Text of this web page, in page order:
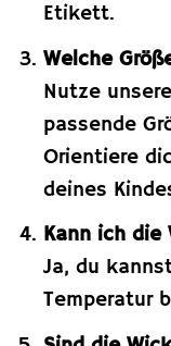
Etikett.
Welche
Nutze
passende
Orientiere
deines
Kann ich die
Ja, du
Temperatur